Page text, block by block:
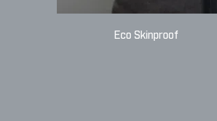
Eco Skinproof